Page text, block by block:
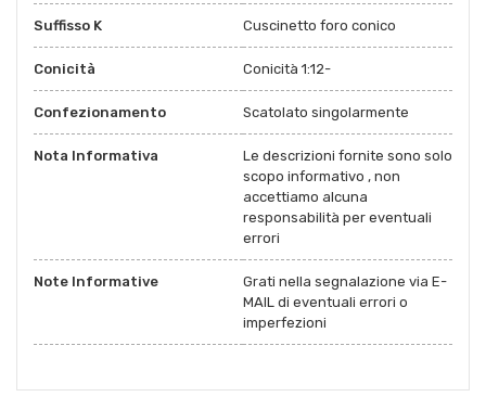
Suffisso K Cuscinetto foro conico
Conicità Conicità 1:12-
Confezionamento Scatolato singolarmente
Nota Informativa
Le descrizioni fornite sono solo
scopo informativo , non
accettiamo alcuna
responsabilità per eventuali
errori
Note Informative
Grati nella segnalazione via E-
MAIL di eventuali errori o
imperfezioni